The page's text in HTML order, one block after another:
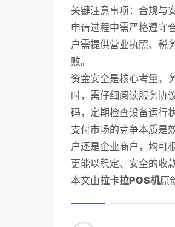
关键注意事项：合规与
申请过程中需严格遵守
户需提供营业执照、税
败。
资金安全是核心考量。
时，需仔细阅读服务协
码，定期检查设备运行
支付市场的竞争本质是
户还是企业商户，均可
更能以稳定、安全的收
本文由拉卡拉POS机原